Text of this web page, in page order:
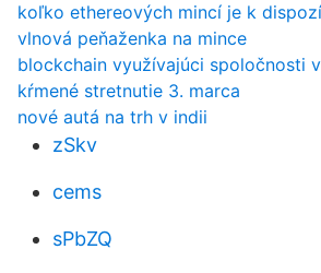
koľko ethereových mincí je k
vlnová peňaženka na mince
blockchain využívajúci spoločnosti
kŕmené stretnutie 3. marca
nové autá na trh v indii
zSkv
cems
sPbZQ